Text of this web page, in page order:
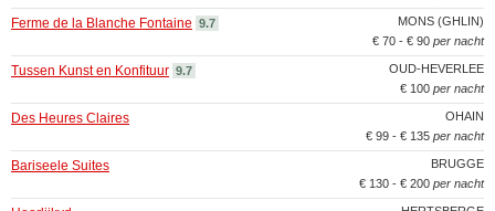
MONS (GHLIN)
Ferme de la Blanche Fontaine 9.7
€ 70 - € 90 per nacht
OUD-HEVERLEE
Tussen Kunst en Konfituur 9.7
€ 100 per nacht
OHAIN
Des Heures Claires
€ 99 - € 135 per nacht
BRUGGE
Bariseele Suites
€ 130 - € 200 per nacht